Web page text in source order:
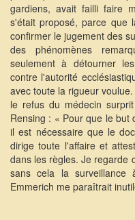
gardiens, avait failli faire
s'était proposé, parce que
confirmer le jugement des
des phénomènes
seulement à détourner
contre l'autorité
avec toute la rigueur
le refus du médecin
Rensing : « Pour que le but
il est nécessaire que le
dirige toute l'affaire et
dans les règles. Je regarde
sans cela la surveillance
Emmerich me paraîtrait